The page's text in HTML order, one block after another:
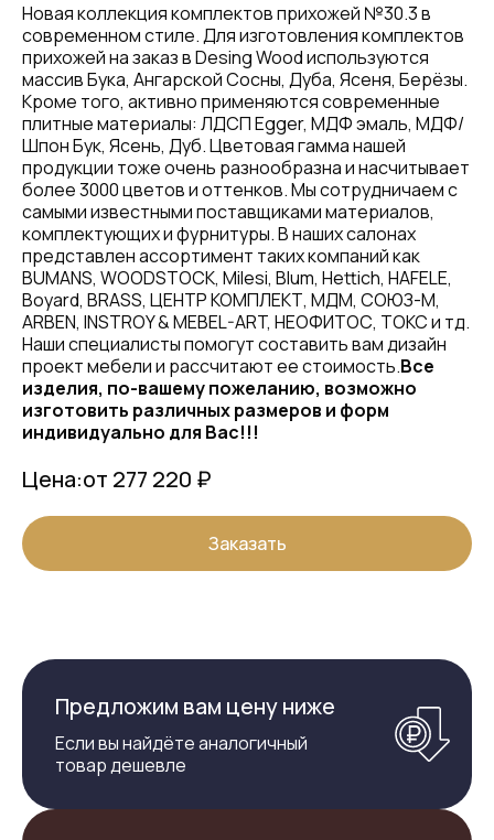
Новая коллекция комплектов прихожей №30.3 в
современном стиле. Для изготовления комплектов
прихожей на заказ в Desing Wood используются
массив Бука, Ангарской Сосны, Дуба, Ясеня, Берёзы.
Кроме того, активно применяются современные
плитные материалы: ЛДСП Egger, МДФ эмаль, МДФ/
Шпон Бук, Ясень, Дуб. Цветовая гамма нашей
продукции тоже очень разнообразна и насчитывает
более 3000 цветов и оттенков. Мы сотрудничаем с
самыми известными поставщиками материалов,
комплектующих и фурнитуры. В наших салонах
представлен ассортимент таких компаний как
BUMANS, WOODSTOCK, Milesi, Blum, Hettich, HAFELE,
Boyard, BRASS, ЦЕНТР КОМПЛЕКТ, МДМ, СОЮЗ-М,
ARBEN, INSTROY & MEBEL-ART, НЕОФИТОС, ТОКС и тд.
Наши специалисты помогут составить вам дизайн
проект мебели и рассчитают ее стоимость.Все
изделия, по-вашему пожеланию, возможно
изготовить различных размеров и форм
индивидуально для Вас!!!
Цена:от 277 220 ₽
Заказать
Предложим вам цену ниже
Если вы найдёте аналогичный
товар дешевле